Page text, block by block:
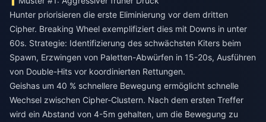
Hunter priorisieren die erste Eliminierung vor dem dritten
Cipher. Breaking Wheel exemplifiziert dies mit Downs in unter
60s. Strategie: Identifizierung des schwächsten Kiters beim
Spawn, Erzwingen von Paletten-Abwürfen in 15-20s, Ausführen
von Double-Hits vor koordinierten Rettungen.
Geishas um 40 % schnellere Bewegung ermöglicht schnelle
Wechsel zwischen Cipher-Clustern. Nach dem ersten Treffer
wird ein Abstand von 4-5m gehalten, um die Bewegung zu